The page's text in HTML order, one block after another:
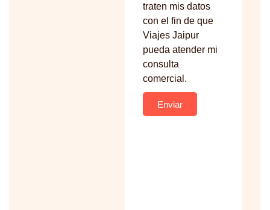
traten mis datos
con el fin de que
Viajes Jaipur
pueda atender mi
consulta
comercial.
Enviar